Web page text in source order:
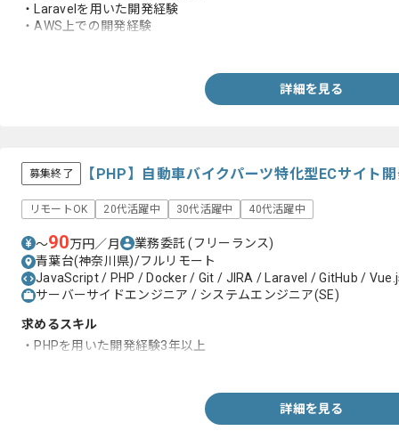
・Laravelを用いた開発経験
・AWS上での開発経験
詳細を見る
募集終了 【PHP】自動車バイクパーツ特化型ECサイト
リモートOK 20代活躍中 30代活躍中 40代活躍中
〜90万円／月 業務委託(フリーランス)
青葉台(神奈川県)/フルリモート
JavaScript / PHP / Docker / Git / JIRA / Laravel / GitHub /
サーバーサイドエンジニア / システムエンジニア(SE)
求めるスキル
・PHPを用いた開発経験3年以上
詳細を見る